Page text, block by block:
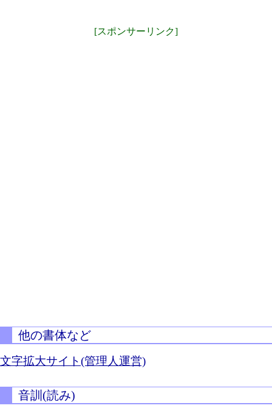
[スポンサーリンク]
他の書体など
文字拡大サイト(管理人運営)
音訓(読み)